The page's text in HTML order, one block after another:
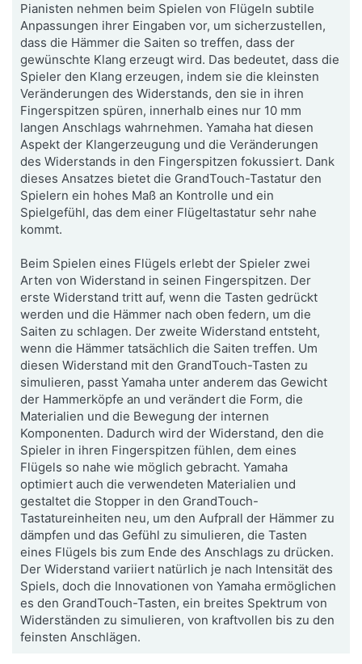
Pianisten nehmen beim Spielen von Flügeln subtile
Anpassungen ihrer Eingaben vor, um sicherzustellen,
dass die Hämmer die Saiten so treffen, dass der
gewünschte Klang erzeugt wird. Das bedeutet, dass die
Spieler den Klang erzeugen, indem sie die kleinsten
Veränderungen des Widerstands, den sie in ihren
Fingerspitzen spüren, innerhalb eines nur 10 mm
langen Anschlags wahrnehmen. Yamaha hat diesen
Aspekt der Klangerzeugung und die Veränderungen
des Widerstands in den Fingerspitzen fokussiert. Dank
dieses Ansatzes bietet die GrandTouch-Tastatur den
Spielern ein hohes Maß an Kontrolle und ein
Spielgefühl, das dem einer Flügeltastatur sehr nahe
kommt.
Beim Spielen eines Flügels erlebt der Spieler zwei
Arten von Widerstand in seinen Fingerspitzen. Der
erste Widerstand tritt auf, wenn die Tasten gedrückt
werden und die Hämmer nach oben federn, um die
Saiten zu schlagen. Der zweite Widerstand entsteht,
wenn die Hämmer tatsächlich die Saiten treffen. Um
diesen Widerstand mit den GrandTouch-Tasten zu
simulieren, passt Yamaha unter anderem das Gewicht
der Hammerköpfe an und verändert die Form, die
Materialien und die Bewegung der internen
Komponenten. Dadurch wird der Widerstand, den die
Spieler in ihren Fingerspitzen fühlen, dem eines
Flügels so nahe wie möglich gebracht. Yamaha
optimiert auch die verwendeten Materialien und
gestaltet die Stopper in den GrandTouch-
Tastatureinheiten neu, um den Aufprall der Hämmer zu
dämpfen und das Gefühl zu simulieren, die Tasten
eines Flügels bis zum Ende des Anschlags zu drücken.
Der Widerstand variiert natürlich je nach Intensität des
Spiels, doch die Innovationen von Yamaha ermöglichen
es den GrandTouch-Tasten, ein breites Spektrum von
Widerständen zu simulieren, von kraftvollen bis zu den
feinsten Anschlägen.